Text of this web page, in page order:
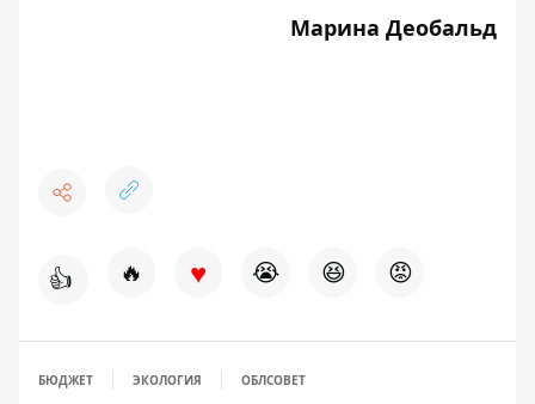
Марина Деобальд
👍 🔥 ♥ 😭 😆 😡
БЮДЖЕТ ЭКОЛОГИЯ ОБЛСОВЕТ